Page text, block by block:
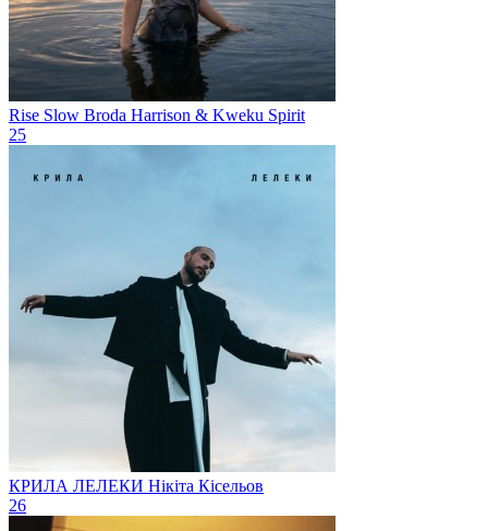
Rise Slow Broda Harrison & Kweku Spirit
25
КРИЛА ЛЕЛЕКИ Нікіта Кісельов
26